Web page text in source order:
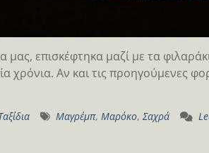
μας, επισκέφτηκα μαζί με τα
χρόνια. Αν και τις προηγούμενες
Μαγρέμπ, Μαρόκο, Σαχρά